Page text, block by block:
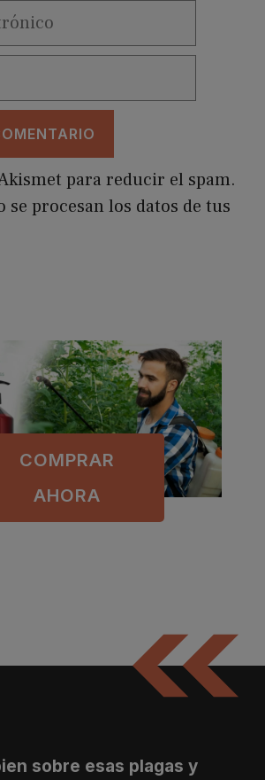
para reducir el spam.
se procesan los datos de tus
COMPRAR
AHORA
sobre esas plagas y